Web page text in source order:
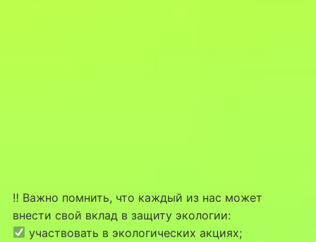
‼ Важно помнить, что каждый из нас может
внести свой вклад в защиту экологии:
участвовать в экологических акциях;